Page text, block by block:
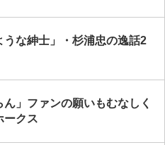
うな紳士」・杉浦忠の逸話2
ん」ファンの願いもむなしく
ークス